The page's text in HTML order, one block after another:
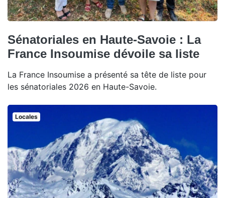
Sénatoriales en Haute-Savoie : La
France Insoumise dévoile sa liste
La France Insoumise a présenté sa tête de liste pour
les sénatoriales 2026 en Haute-Savoie.
Locales